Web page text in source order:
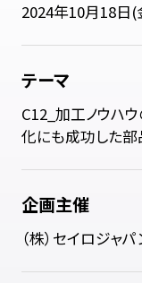
2024年10月18日(
テーマ
C12_加工ノウハ
化にも成功した
企画主催
（株）セイロジャパ